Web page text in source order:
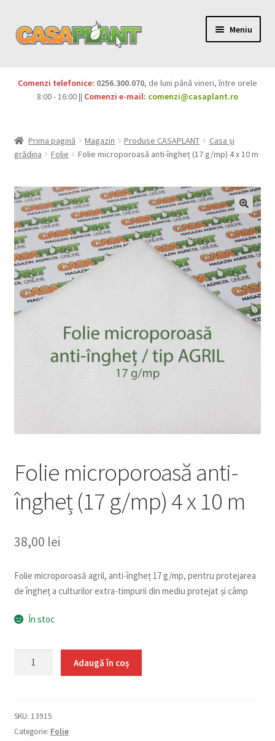
Meniu
Pesticide
copil
Produse BIO
Igienă publică
Casa și grădina
Extinde
meniul
copil
Sere și solarii
Extinde
meniul
copil
Comenzi telefonice: 0256.300.070, de luni până vineri, între orele
8:00 - 16:00 || Comenzi e-mail: comenzi@casaplant.ro
Prima pagină Magazin Produse CASAPLANT
Casa și
grădina
Folie Folie microporoasă anti-îngheț (17 g/mp) 4 x 10 m
Folie microporoasă anti-
îngheț (17 g/mp) 4 x 10 m
38,00 lei
Folie microporoasă agril, anti-îngheț 17 g/mp, pentru protejarea
de îngheț a culturilor extra-timpurii din mediu protejat și câmp
În stoc
Cantitate
îngheț
(17
Adaugă în coș
SKU: 13915
Categorie: Folie